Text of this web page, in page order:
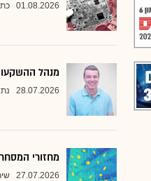
01.08.2026
מנהל
28.07.2026
מחזורי
27.07.2026